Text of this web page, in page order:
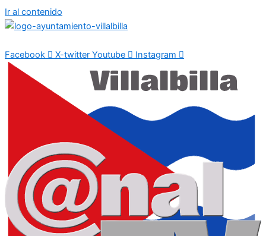
Ir al contenido
Facebook X-twitter Youtube Instagram